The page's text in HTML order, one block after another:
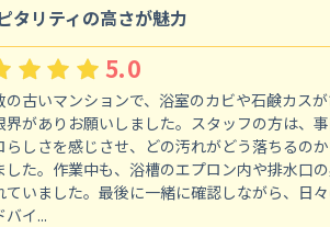
タリティの高さが魅力
5.0
の古いマンションで、浴室のカビや石鹸カス
界がありお願いしました。スタッフの方は、
らしさを感じさせ、どの汚れがどう落ちるの
した。作業中も、浴槽のエプロン内や排水口
ていました。最後に一緒に確認しながら、日
バイ...